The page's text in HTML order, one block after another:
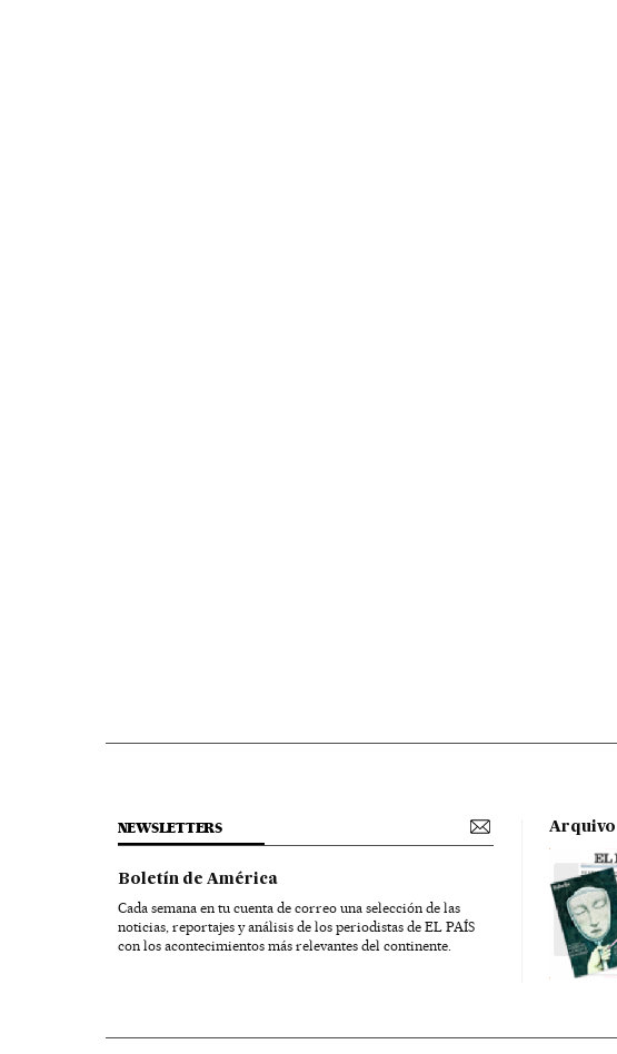
NEWSLETTERS
Boletín de América
Cada semana en tu cuenta de correo una selección de las
noticias, reportajes y análisis de los periodistas de EL PAÍS
con los acontecimientos más relevantes del continente.
Arquivo